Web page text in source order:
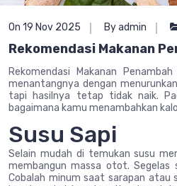
On 19 Nov 2025 By admin
Rekomendasi Makanan
Rekomendasi Makanan
menantangnya dengan
tapi hasilnya tetap tidak naik.
bagaimana kamu menambahkan
Susu Sapi
Selain mudah di temukan susu
membangun massa otot.
Cobalah minum saat sarapan atau